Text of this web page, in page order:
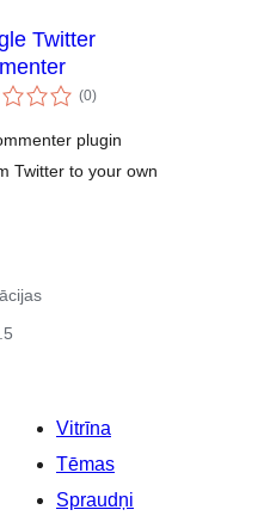
Twitter
(0vērtējumu
kopsumma
)
plugin
Twitter to your own
Vitrīna
Tēmas
Spraudņi